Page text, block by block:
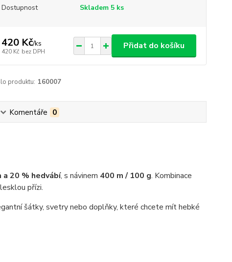
Dostupnost Skladem 5 ks
420 Kč/ks
420 Kč bez DPH
Přidat do košíku
produktu: 160007
Komentáře 0
20 % hedvábí, s návinem 400 m / 100 g. Kombinace
přízi.
šátky, svetry nebo doplňky, které chcete mít hebké